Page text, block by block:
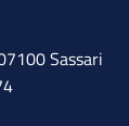
Sassari